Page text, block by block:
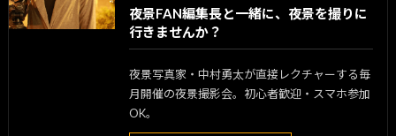
夜景FAN編集長と一緒に、夜景を撮りに
行きませんか？
夜景写真家・中村勇太が直接レクチャーする毎
月開催の夜景撮影会。初心者歓迎・スマホ参加
OK。